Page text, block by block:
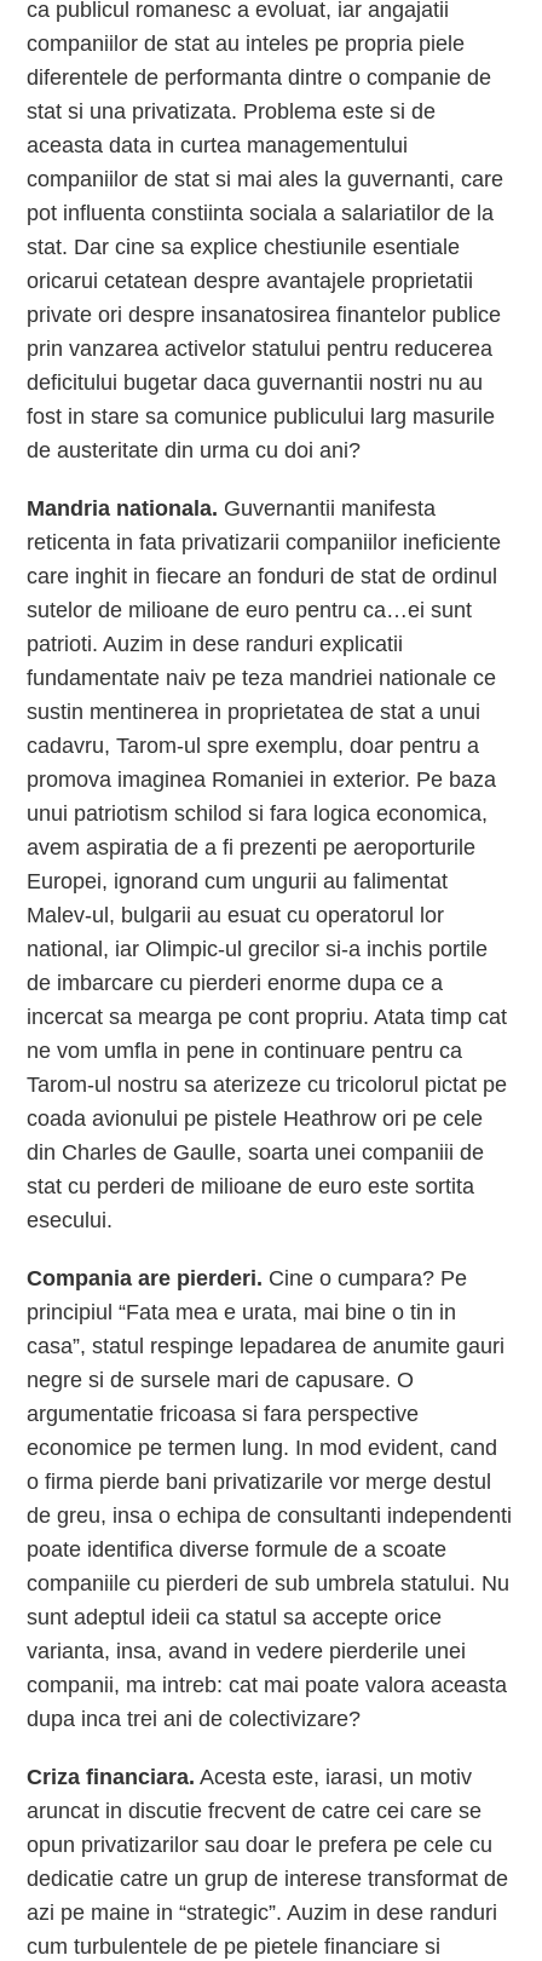
ca publicul romanesc a evoluat, iar angajatii
companiilor de stat au inteles pe propria piele
diferentele de performanta dintre o companie de
stat si una privatizata. Problema este si de
aceasta data in curtea managementului
companiilor de stat si mai ales la guvernanti, care
pot influenta constiinta sociala a salariatilor de la
stat. Dar cine sa explice chestiunile esentiale
oricarui cetatean despre avantajele proprietatii
private ori despre insanatosirea finantelor publice
prin vanzarea activelor statului pentru reducerea
deficitului bugetar daca guvernantii nostri nu au
fost in stare sa comunice publicului larg masurile
de austeritate din urma cu doi ani?
Mandria nationala. Guvernantii manifesta
reticenta in fata privatizarii companiilor ineficiente
care inghit in fiecare an fonduri de stat de ordinul
sutelor de milioane de euro pentru ca…ei sunt
patrioti. Auzim in dese randuri explicatii
fundamentate naiv pe teza mandriei nationale ce
sustin mentinerea in proprietatea de stat a unui
cadavru, Tarom-ul spre exemplu, doar pentru a
promova imaginea Romaniei in exterior. Pe baza
unui patriotism schilod si fara logica economica,
avem aspiratia de a fi prezenti pe aeroporturile
Europei, ignorand cum ungurii au falimentat
Malev-ul, bulgarii au esuat cu operatorul lor
national, iar Olimpic-ul grecilor si-a inchis portile
de imbarcare cu pierderi enorme dupa ce a
incercat sa mearga pe cont propriu. Atata timp cat
ne vom umfla in pene in continuare pentru ca
Tarom-ul nostru sa aterizeze cu tricolorul pictat pe
coada avionului pe pistele Heathrow ori pe cele
din Charles de Gaulle, soarta unei companiii de
stat cu perderi de milioane de euro este sortita
esecului.
Compania are pierderi. Cine o cumpara? Pe
principiul “Fata mea e urata, mai bine o tin in
casa”, statul respinge lepadarea de anumite gauri
negre si de sursele mari de capusare. O
argumentatie fricoasa si fara perspective
economice pe termen lung. In mod evident, cand
o firma pierde bani privatizarile vor merge destul
de greu, insa o echipa de consultanti independenti
poate identifica diverse formule de a scoate
companiile cu pierderi de sub umbrela statului. Nu
sunt adeptul ideii ca statul sa accepte orice
varianta, insa, avand in vedere pierderile unei
companii, ma intreb: cat mai poate valora aceasta
dupa inca trei ani de colectivizare?
Criza financiara. Acesta este, iarasi, un motiv
aruncat in discutie frecvent de catre cei care se
opun privatizarilor sau doar le prefera pe cele cu
dedicatie catre un grup de interese transformat de
azi pe maine in “strategic”. Auzim in dese randuri
cum turbulentele de pe pietele financiare si